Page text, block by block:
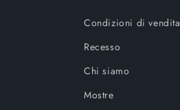
Condizioni di vendita
Recesso
Chi siamo
Mostre